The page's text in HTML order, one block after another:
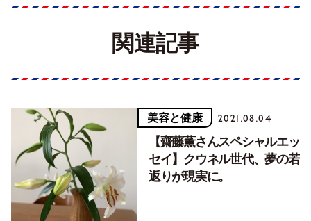
関連記事
美容と健康 2021.08.04
【齋藤薫さんスペシャルエッ
セイ】クウネル世代、夢の若
返りが現実に。